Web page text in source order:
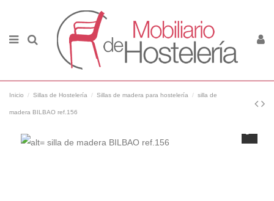
Inicio Sillas de Hostelería Sillas de madera para hostelería silla de
madera BILBAO ref.156